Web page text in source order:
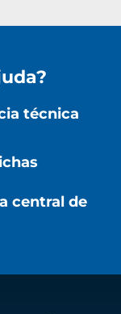
técnica
central de